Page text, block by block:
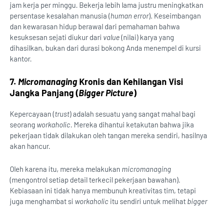
jam kerja per minggu. Bekerja lebih lama justru meningkatkan
persentase kesalahan manusia (human error). Keseimbangan
dan kewarasan hidup berawal dari pemahaman bahwa
kesuksesan sejati diukur dari value (nilai) karya yang
dihasilkan, bukan dari durasi bokong Anda menempel di kursi
kantor.
7. Micromanaging Kronis dan Kehilangan Visi
Jangka Panjang (Bigger Picture)
Kepercayaan (trust) adalah sesuatu yang sangat mahal bagi
seorang workaholic. Mereka dihantui ketakutan bahwa jika
pekerjaan tidak dilakukan oleh tangan mereka sendiri, hasilnya
akan hancur.
Oleh karena itu, mereka melakukan micromanaging
(mengontrol setiap detail terkecil pekerjaan bawahan).
Kebiasaan ini tidak hanya membunuh kreativitas tim, tetapi
juga menghambat si workaholic itu sendiri untuk melihat bigger